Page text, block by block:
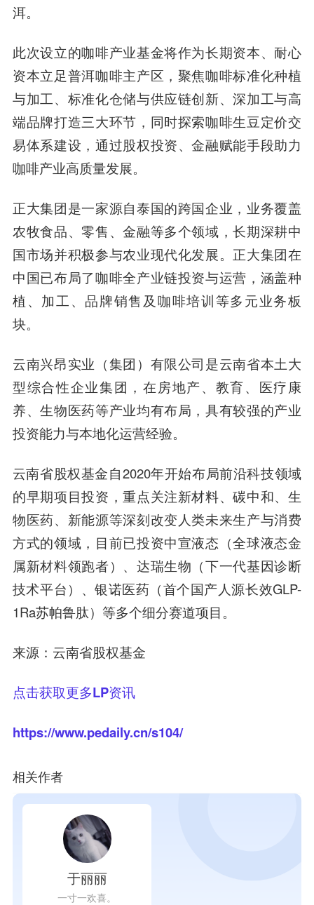
洱。
此次设立的咖啡产业基金将作为长期资本、耐心
资本立足普洱咖啡主产区，聚焦咖啡标准化种植
与加工、标准化仓储与供应链创新、深加工与高
端品牌打造三大环节，同时探索咖啡生豆定价交
易体系建设，通过股权投资、金融赋能手段助力
咖啡产业高质量发展。
正大集团是一家源自泰国的跨国企业，业务覆盖
农牧食品、零售、金融等多个领域，长期深耕中
国市场并积极参与农业现代化发展。正大集团在
中国已布局了咖啡全产业链投资与运营，涵盖种
植、加工、品牌销售及咖啡培训等多元业务板
块。
云南兴昂实业（集团）有限公司是云南省本土大
型综合性企业集团，在房地产、教育、医疗康
养、生物医药等产业均有布局，具有较强的产业
投资能力与本地化运营经验。
云南省股权基金自2020年开始布局前沿科技领域
的早期项目投资，重点关注新材料、碳中和、生
物医药、新能源等深刻改变人类未来生产与消费
方式的领域，目前已投资中宣液态（全球液态金
属新材料领跑者）、达瑞生物（下一代基因诊断
技术平台）、银诺医药（首个国产人源长效GLP-
1Ra苏帕鲁肽）等多个细分赛道项目。
来源：云南省股权基金
点击获取更多LP资讯
https://www.pedaily.cn/s104/
相关作者
于丽丽
一寸一欢喜。